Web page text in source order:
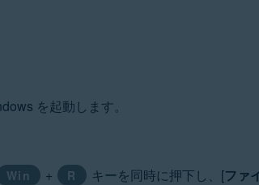
/ Ultimate - Service Pack 1 with Convenient
を起動します。
Win + R キーを同時に押下し、[ファ